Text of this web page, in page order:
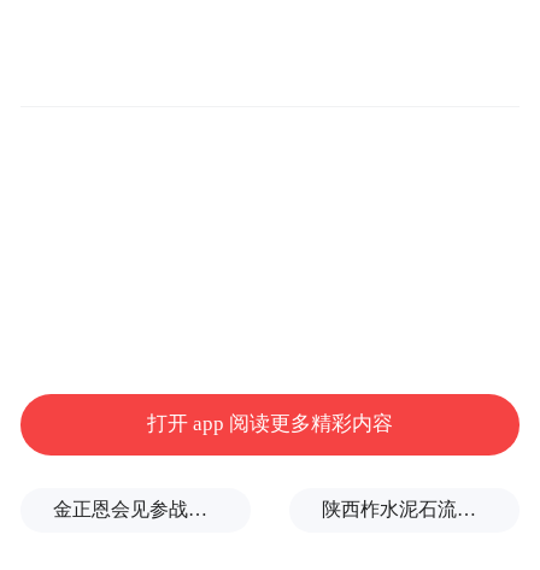
打开 app 阅读更多精彩内容
金正恩会见参战老兵和战时立功者 陕西柞水泥石流灾害致3人遇难